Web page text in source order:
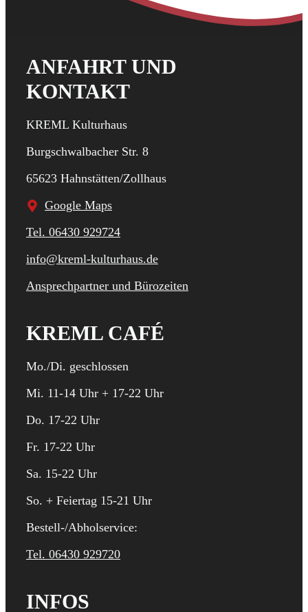
ANFAHRT UND
KONTAKT
KREML Kulturhaus
Burgschwalbacher Str. 8
65623 Hahnstätten/Zollhaus
Google Maps
Tel. 06430 929724
info@kreml-kulturhaus.de
Ansprechpartner und Bürozeiten
KREML CAFÉ
Mo./Di. geschlossen
Mi. 11-14 Uhr + 17-22 Uhr
Do. 17-22 Uhr
Fr. 17-22 Uhr
Sa. 15-22 Uhr
So. + Feiertag 15-21 Uhr
Bestell-/Abholservice:
Tel. 06430 929720
INFOS